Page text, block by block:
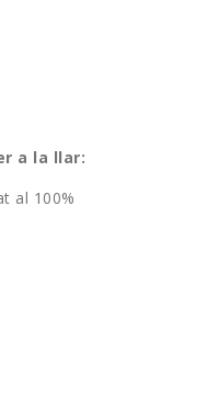
a la llar:
al 100%